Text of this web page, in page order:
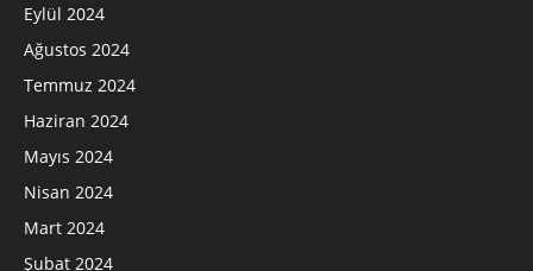
Eylül 2024
Ağustos 2024
Temmuz 2024
Haziran 2024
Mayıs 2024
Nisan 2024
Mart 2024
Şubat 2024